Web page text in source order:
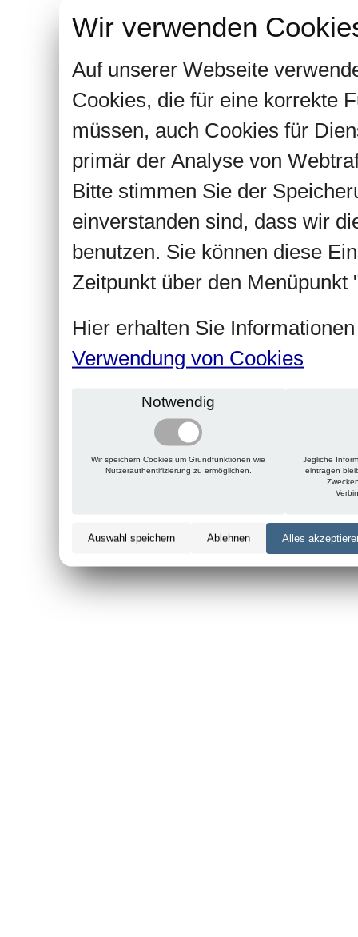
Wir verwenden
Auf unserer Webseite
Cookies, die für eine korrekte
müssen, auch Cookies für
primär der Analyse von
Bitte stimmen Sie der
einverstanden sind, dass wir
benutzen. Sie können diese
Zeitpunkt über den Menüpunkt
Hier erhalten Sie
Verwendung von Cookies
Notwendig
Wir speichern Cookies um Grundfunktionen wie
Nutzerauthentifizierung zu ermöglichen.
Jegliche
eintragen
Auswahl speichern Ablehnen Alles